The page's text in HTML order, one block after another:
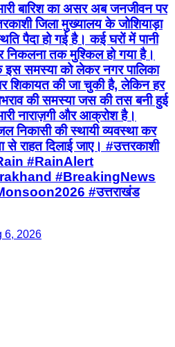
बारिश का असर अब जनजीवन पर
जिला मुख्यालय के जोशियाड़ा
पैदा हो गई है। कई घरों में पानी
निकलना तक मुश्किल हो गया है।
इस समस्या को लेकर नगर पालिका
शिकायत की जा चुकी है, लेकिन हर
की समस्या जस की तस बनी हुई
नाराज़गी और आक्रोश है।
निकासी की स्थायी व्यवस्था कर
से राहत दिलाई जाए। #उत्तरकाशी
#RainAlert
#BreakingNews
#उत्तराखंड
6, 2026